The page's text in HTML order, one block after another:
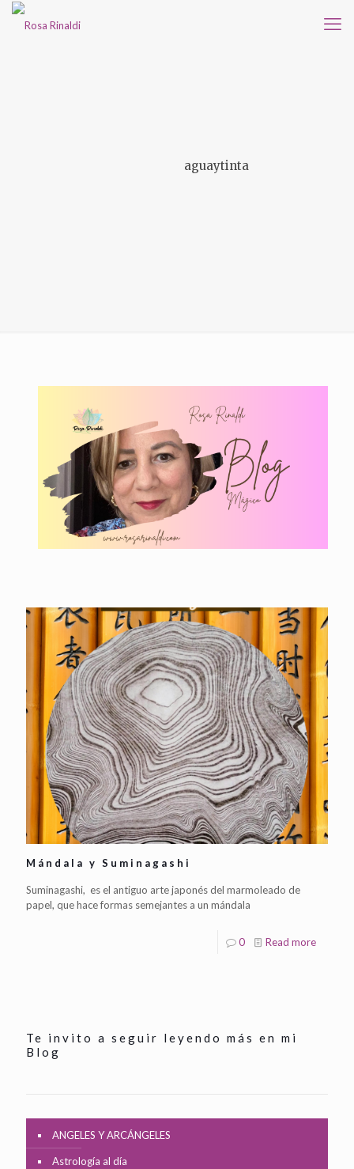
aguaytinta
Mándala y Suminagashi
Suminagashi, es el antiguo arte japonés del marmoleado de
papel, que hace formas semejantes a un mándala
0 Read more
Te invito a seguir leyendo más en mi
Blog
ANGELES Y ARCÁNGELES
Astrología al día